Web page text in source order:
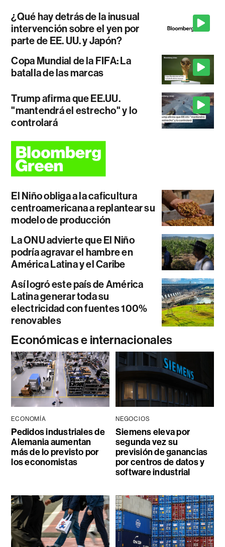
¿Qué hay detrás de la inusual
intervención sobre el yen por
parte de EE. UU. y Japón?
Copa Mundial de la FIFA: La
batalla de las marcas
Trump afirma que EE.UU.
"mantendrá el estrecho" y lo
controlará
El Niño obliga a la caficultura
centroamericana a replantear su
modelo de producción
La ONU advierte que El Niño
podría agravar el hambre en
América Latina y el Caribe
Así logró este país de América
Latina generar toda su
electricidad con fuentes 100%
renovables
Económicas e internacionales
ECONOMÍA
Pedidos industriales de
Alemania aumentan
más de lo previsto por
los economistas
NEGOCIOS
Siemens eleva por
segunda vez su
previsión de ganancias
por centros de datos y
software industrial